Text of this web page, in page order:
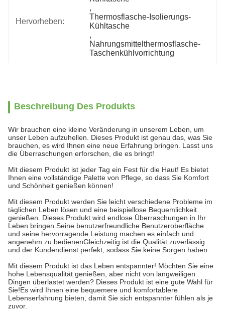
Hervorheben:
,
Thermosflasche-Isolierungs-
Kühltasche
,
Nahrungsmittelthermosflasche-
Taschenkühlvorrichtung
Beschreibung Des Produkts
Wir brauchen eine kleine Veränderung in unserem Leben, um
unser Leben aufzuhellen. Dieses Produkt ist genau das, was Sie
brauchen, es wird Ihnen eine neue Erfahrung bringen. Lasst uns
die Überraschungen erforschen, die es bringt!
Mit diesem Produkt ist jeder Tag ein Fest für die Haut! Es bietet
Ihnen eine vollständige Palette von Pflege, so dass Sie Komfort
und Schönheit genießen können!
Mit diesem Produkt werden Sie leicht verschiedene Probleme im
täglichen Leben lösen und eine beispiellose Bequemlichkeit
genießen. Dieses Produkt wird endlose Überraschungen in Ihr
Leben bringen.Seine benutzerfreundliche Benutzeroberfläche
und seine hervorragende Leistung machen es einfach und
angenehm zu bedienenGleichzeitig ist die Qualität zuverlässig
und der Kundendienst perfekt, sodass Sie keine Sorgen haben.
Mit diesem Produkt ist das Leben entspannter! Möchten Sie eine
hohe Lebensqualität genießen, aber nicht von langweiligen
Dingen überlastet werden? Dieses Produkt ist eine gute Wahl für
Sie!Es wird Ihnen eine bequemere und komfortablere
Lebenserfahrung bieten, damit Sie sich entspannter fühlen als je
zuvor.